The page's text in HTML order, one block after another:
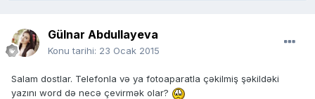
Gülnar Abdullayeva
Konu tarihi: 23 Ocak 2015
Salam dostlar. Telefonla və ya fotoaparatla çəkilmiş şəkildəki
yazını word də necə çevirmək olar?